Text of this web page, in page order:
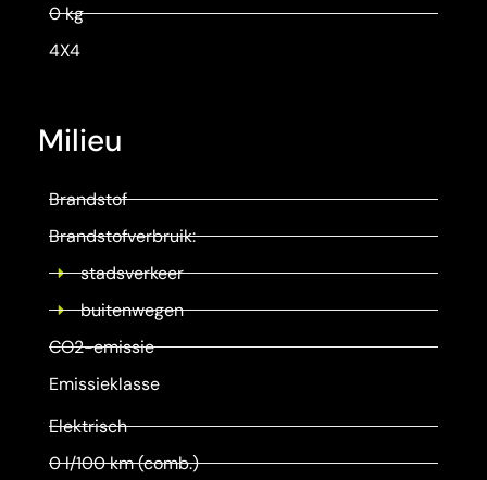
0 kg
4X4
Milieu
Brandstof
Brandstofverbruik:
stadsverkeer
buitenwegen
CO2-emissie
Emissieklasse
Elektrisch
0 l/100 km (comb.)